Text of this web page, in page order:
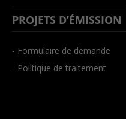
PROJETS D’ÉMISSION
- Formulaire de demande
- Politique de traitement